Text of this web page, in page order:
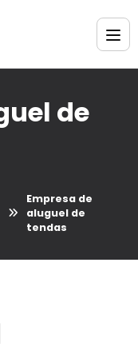
de
Empresa de
aluguel de
tendas